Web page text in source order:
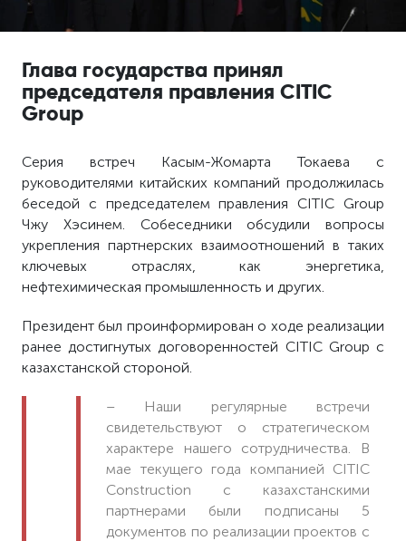
Глава государства принял
председателя правления CITIC
Group
Серия встреч Касым-Жомарта Токаева с
руководителями китайских компаний продолжилась
беседой с председателем правления CITIC Group
Чжу Хэсинем. Собеседники обсудили вопросы
укрепления партнерских взаимоотношений в таких
ключевых отраслях, как энергетика,
нефтехимическая промышленность и других.
Президент был проинформирован о ходе реализации
ранее достигнутых договоренностей CITIC Group с
казахстанской стороной.
– Наши регулярные встречи
свидетельствуют о стратегическом
характере нашего сотрудничества. В
мае текущего года компанией CITIC
Construction с казахстанскими
партнерами были подписаны 5
документов по реализации проектов с